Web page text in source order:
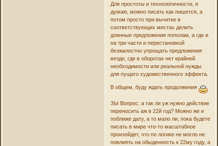
Для простоты и технологичности, я
думаю, можно писать как пишется, а
потом просто при вычитке в
соответствующих местах делить
длинные предложения пополам, а где и
на три части и перестановкой
безжалостно упрощать предложения
везде, где в оборотах нет крайней
необходимости или реальной нужды
для пущего художественного эффекта.
В общем, буду ждать продолжения
ЗЫ Вопрос: а так ли уж нужно действие
переносить аж в 22й год? Можно же и
поближе дату, а то мало ли, пока будете
писать в мире что-то масштабное
произойдет, что по логике не могло не
повлиять на обыденность к 22му году, а